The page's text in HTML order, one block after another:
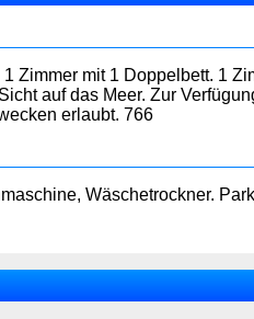
Zimmer mit 1 Doppelbett. 1
auf das Meer. Zur
erlaubt. 766
Wäschetrockner.